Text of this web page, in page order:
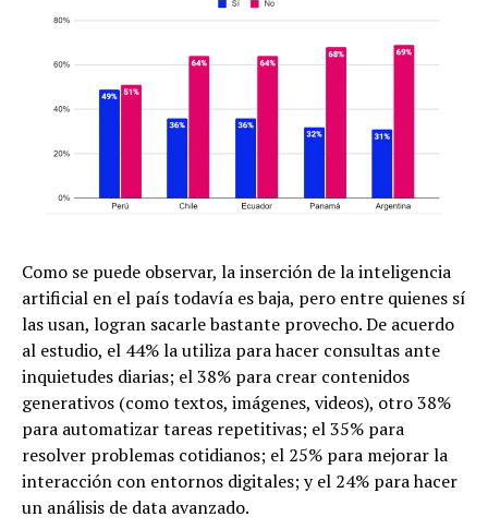
Como se puede observar, la inserción de la inteligencia
artificial en el país todavía es baja, pero entre quienes sí
las usan, logran sacarle bastante provecho. De acuerdo
al estudio, el 44% la utiliza para hacer consultas ante
inquietudes diarias; el 38% para crear contenidos
generativos (como textos, imágenes, videos), otro 38%
para automatizar tareas repetitivas; el 35% para
resolver problemas cotidianos; el 25% para mejorar la
interacción con entornos digitales; y el 24% para hacer
un análisis de data avanzado.